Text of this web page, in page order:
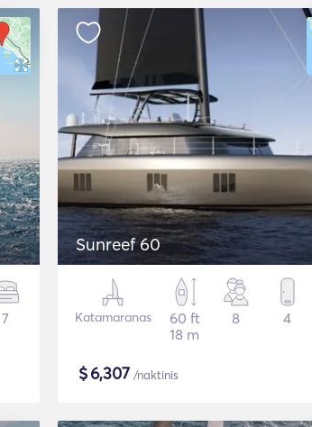
7
Sunreef 60
Katamaranas
60 ft
18 m
8 4
$6,307 /naktinis